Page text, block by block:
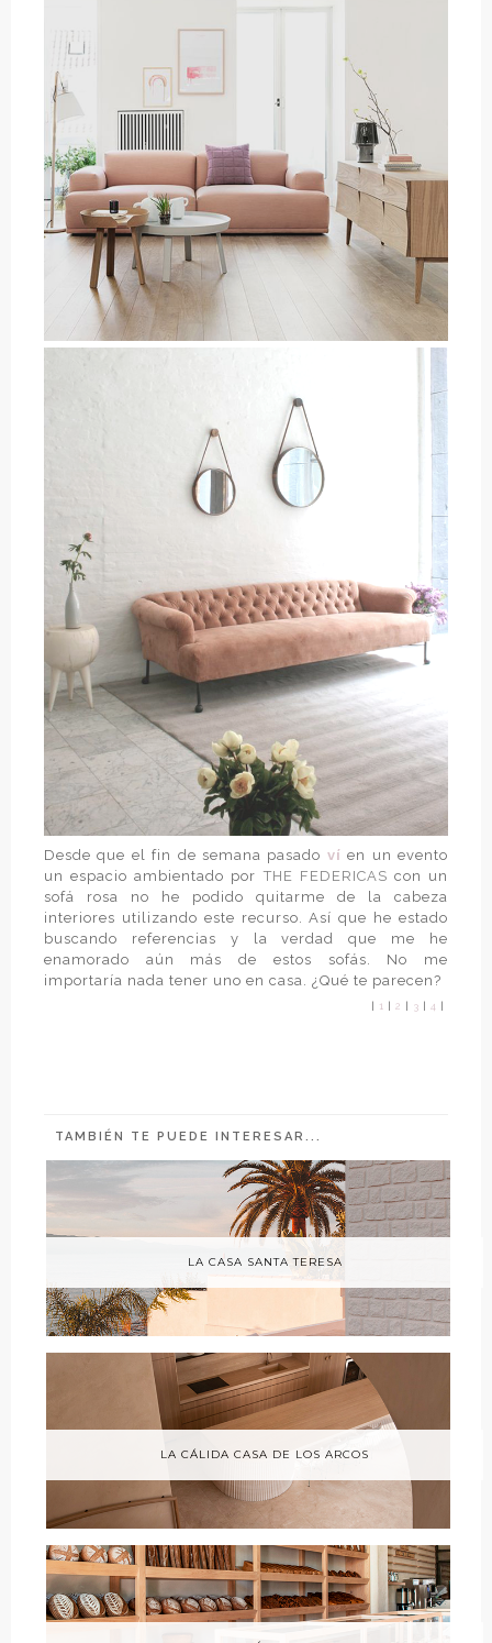
Desde que el fin de semana pasado ví en un evento
un espacio ambientado porTHE FEDERICAS con un
sofá rosa no he podido quitarme de la cabeza
interiores utilizando este recurso. Así que he estado
buscando referencias y la verdad que me he
enamorado aún más de estos sofás. No me
importaría nada tener uno en casa. ¿Qué te parecen?
1 2 3 4
TAMBIÉN TE PUEDE INTERESAR...
LA CASA SANTA TERESA
LA CÁLIDA CASA DE LOS ARCOS